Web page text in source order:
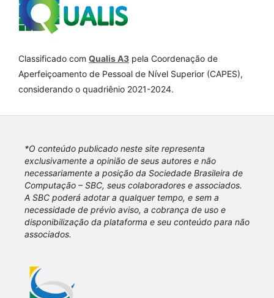
Classificado com Qualis A3 pela Coordenação de
Aperfeiçoamento de Pessoal de Nível Superior (CAPES),
considerando o quadriênio 2021-2024.
*O conteúdo publicado neste site representa
exclusivamente a opinião de seus autores e não
necessariamente a posição da Sociedade Brasileira de
Computação – SBC, seus colaboradores e associados.
A SBC poderá adotar a qualquer tempo, e sem a
necessidade de prévio aviso, a cobrança de uso e
disponibilização da plataforma e seu conteúdo para não
associados.